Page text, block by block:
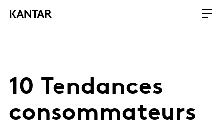
10 Tendances
consommateurs